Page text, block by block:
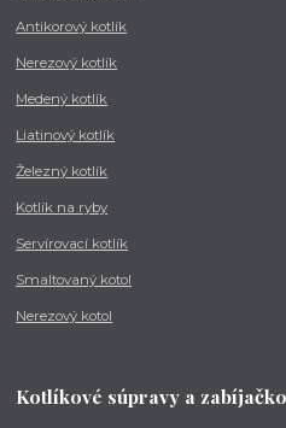
Antikorový kotlík
Nerezový kotlík
Medený kotlík
Liatinový kotlík
Železný kotlík
Kotlík na ryby
Servírovací kotlík
Smaltovaný kotol
Nerezový kotol
Kotlíkové súpravy a